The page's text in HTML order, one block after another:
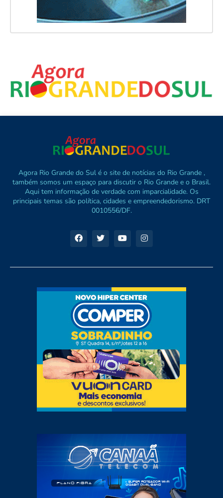
Agora Rio Grande do Sul é o site de notícias do Rio Grande ,
também somos um espaço para discutir o Rio Grande e o Brasil.
Aqui tem informação de verdade com imparcialidade. Os
principais temas são política, cidades e empreendedorismo. DRT
0010556/DF.